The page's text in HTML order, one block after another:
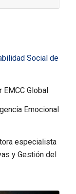
Social de
Global
Emocional
especialista
y Gestión del